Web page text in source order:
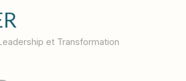
et Transformation